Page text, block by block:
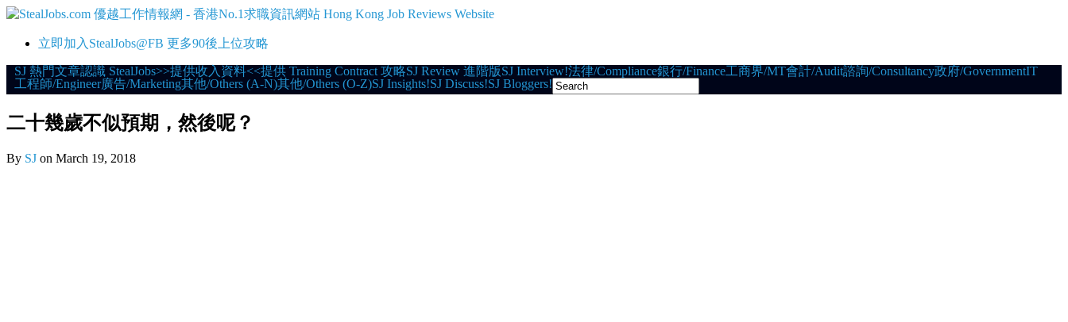
立即加入StealJobs@FB 更多90後上位攻略
Skip
to
SJ 熱門文章認識 StealJobs>>提供收入資料<<提供 Training Contract 攻略SJ Review 進階版SJ Interview!法律/Compliance銀行/Finance工商界/MT會計/Audit諮詢/Consultancy政府/GovernmentIT
工程師/Engineer廣告/Marketing其他/Others (A-N)其他/Others (O-Z)SJ Insights!SJ Discuss!SJ Bloggers!
二十幾歲不似預期，然後呢？
By SJ on March 19, 2018